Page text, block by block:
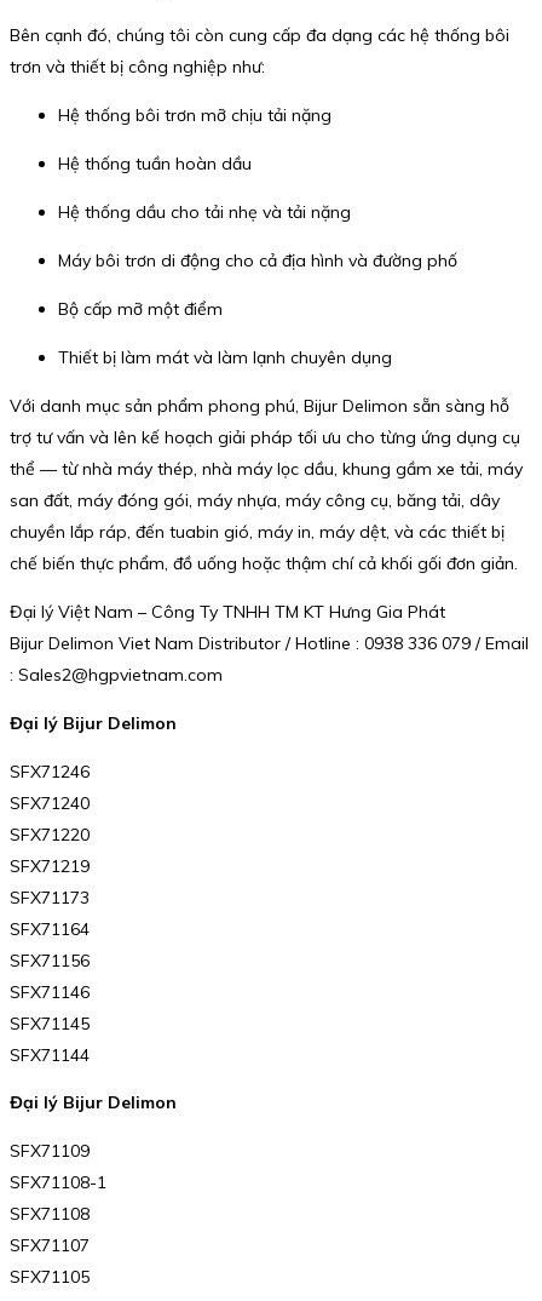
Bên cạnh đó, chúng tôi còn cung cấp đa dạng các hệ thống bôi
trơn và thiết bị công nghiệp như:
Hệ thống bôi trơn mỡ chịu tải nặng
Hệ thống tuần hoàn dầu
Hệ thống dầu cho tải nhẹ và tải nặng
Máy bôi trơn di động cho cả địa hình và đường phố
Bộ cấp mỡ một điểm
Thiết bị làm mát và làm lạnh chuyên dụng
Với danh mục sản phẩm phong phú, Bijur Delimon sẵn sàng hỗ
trợ tư vấn và lên kế hoạch giải pháp tối ưu cho từng ứng dụng cụ
thể — từ nhà máy thép, nhà máy lọc dầu, khung gầm xe tải, máy
san đất, máy đóng gói, máy nhựa, máy công cụ, băng tải, dây
chuyền lắp ráp, đến tuabin gió, máy in, máy dệt, và các thiết bị
chế biến thực phẩm, đồ uống hoặc thậm chí cả khối gối đơn giản.
Đại lý Việt Nam – Công Ty TNHH TM KT Hưng Gia Phát
Bijur Delimon Viet Nam Distributor / Hotline : 0938 336 079 / Email
: Sales2@hgpvietnam.com
Đại lý Bijur Delimon
SFX71246
SFX71240
SFX71220
SFX71219
SFX71173
SFX71164
SFX71156
SFX71146
SFX71145
SFX71144
Đại lý Bijur Delimon
SFX71109
SFX71108-1
SFX71108
SFX71107
SFX71105